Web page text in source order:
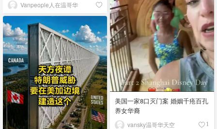
Vanpeople人在温哥华
美国一家8口灭门案 婚姻千疮百孔
养女华裔
vansky温哥华天空 1